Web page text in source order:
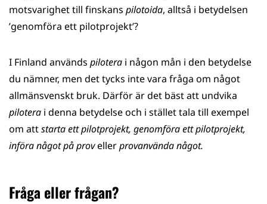
motsvarighet till finskans pilotoida, alltså i betydelsen
’genomföra ett pilotprojekt’?
I Finland används pilotera i någon mån i den betydelse
du nämner, men det tycks inte vara fråga om något
allmänsvenskt bruk. Därför är det bäst att undvika
pilotera i denna betydelse och i stället tala till exempel
om attstarta ett pilotprojekt, genomföra ett pilotprojekt,
införa något på provellerprovanvända något.
Fråga eller frågan?